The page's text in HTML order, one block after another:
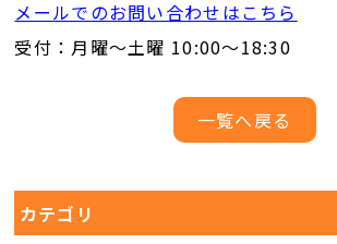
メールでのお問い合わせはこちら
受付：月曜～土曜 10:00～18:30
一覧へ戻る
カテゴリ